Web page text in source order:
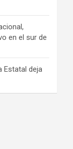
en el sur de
Estatal deja